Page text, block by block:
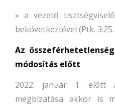
» a vezető
bekövetkeztével (Ptk. 3:25.
Az
módosítás előtt
2022. január 1. előtt
megbízatása akkor is